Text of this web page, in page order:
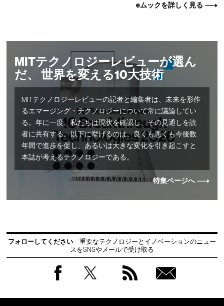
eムックを詳しく見る
MITテクノロジーレビューが選ん
だ、 世界を変える10大技術
MITテクノロジーレビューの記者と編集者は、未来を形作
るエマージング・テクノロジーについて常に議論してい
る。年に一度、私たちは現状を確認し、その見通しを読
者に共有する。以下に挙げるのは、良くも悪くも今後数
年間で進歩を促し、あるいは大きな変化を引き起こすと
本誌が考えるテクノロジーである。
特集ページへ
フォローしてください
重要なテクノロジーとイノベーションのニュー
スをSNSやメールで受け取る